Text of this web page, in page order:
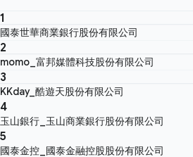
1
國泰世華商業銀行股份有限公司
2
momo_富邦媒體科技股份有限公司
3
KKday_酷遊天股份有限公司
4
玉山銀行_玉山商業銀行股份有限公司
5
國泰金控_國泰金融控股股份有限公司